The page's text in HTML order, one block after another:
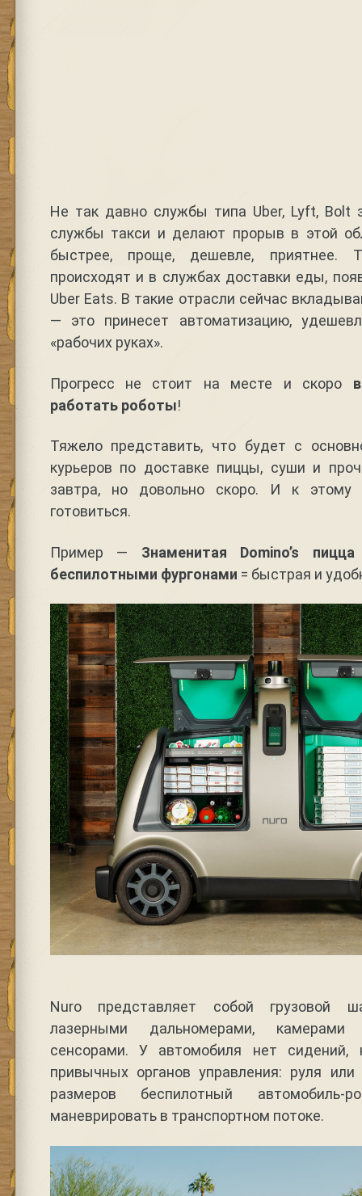
Не так давно службы типа Uber, Lyft, Bolt
службы такси и делают прорыв в этой
быстрее, проще, дешевле, приятнее.
происходят и в службах доставки еды,
Uber Eats. В такие отрасли сейчас
— это принесет автоматизацию,
«рабочих руках».
Прогресс не стоит на месте и скоро
работать роботы!
Тяжело представить, что будет с
курьеров по доставке пиццы, суши и
завтра, но довольно скоро. И к этому
готовиться.
Пример — Знаменитая Domino’s
беспилотными фургонами = быстрая и
Nuro представляет собой грузовой
лазерными дальномерами, камерами
сенсорами. У автомобиля нет сидений,
привычных органов управления: руля
размеров беспилотный
маневрировать в транспортном потоке.